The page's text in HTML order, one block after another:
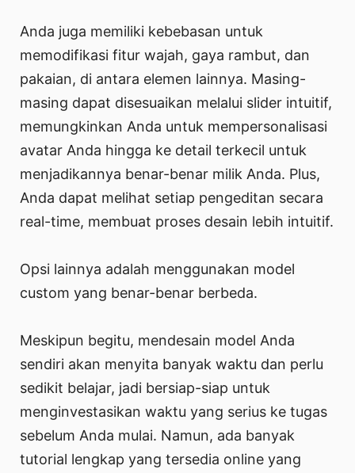
Anda juga memiliki kebebasan untuk
memodifikasi fitur wajah, gaya rambut, dan
pakaian, di antara elemen lainnya. Masing-
masing dapat disesuaikan melalui slider intuitif,
memungkinkan Anda untuk mempersonalisasi
avatar Anda hingga ke detail terkecil untuk
menjadikannya benar-benar milik Anda. Plus,
Anda dapat melihat setiap pengeditan secara
real-time, membuat proses desain lebih intuitif.
Opsi lainnya adalah menggunakan model
custom yang benar-benar berbeda.
Meskipun begitu, mendesain model Anda
sendiri akan menyita banyak waktu dan perlu
sedikit belajar, jadi bersiap-siap untuk
menginvestasikan waktu yang serius ke tugas
sebelum Anda mulai. Namun, ada banyak
tutorial lengkap yang tersedia online yang